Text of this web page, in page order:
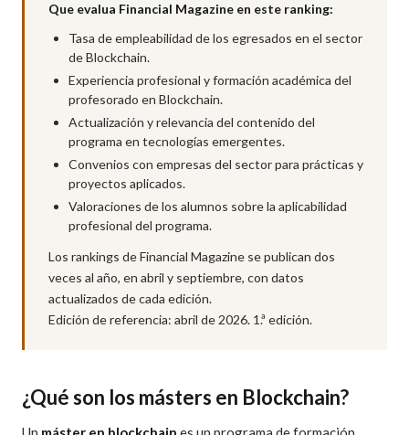
Que evalua Financial Magazine en este ranking:
Tasa de empleabilidad de los egresados en el sector
de Blockchain.
Experiencia profesional y formación académica del
profesorado en Blockchain.
Actualización y relevancia del contenido del
programa en tecnologías emergentes.
Convenios con empresas del sector para prácticas y
proyectos aplicados.
Valoraciones de los alumnos sobre la aplicabilidad
profesional del programa.
Los rankings de Financial Magazine se publican dos
veces al año, en abril y septiembre, con datos
actualizados de cada edición.
Edición de referencia: abril de 2026. 1.ª edición.
¿Qué son los másters en Blockchain?